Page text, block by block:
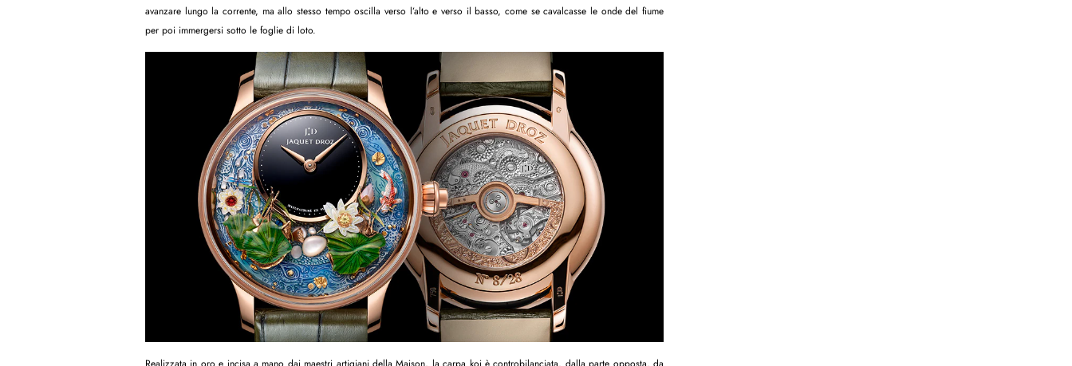
avanzare lungo la corrente, ma allo stesso tempo oscilla verso l’alto e verso il basso, come se cavalcasse le onde del fiume
per poi immergersi sotto le foglie di loto.